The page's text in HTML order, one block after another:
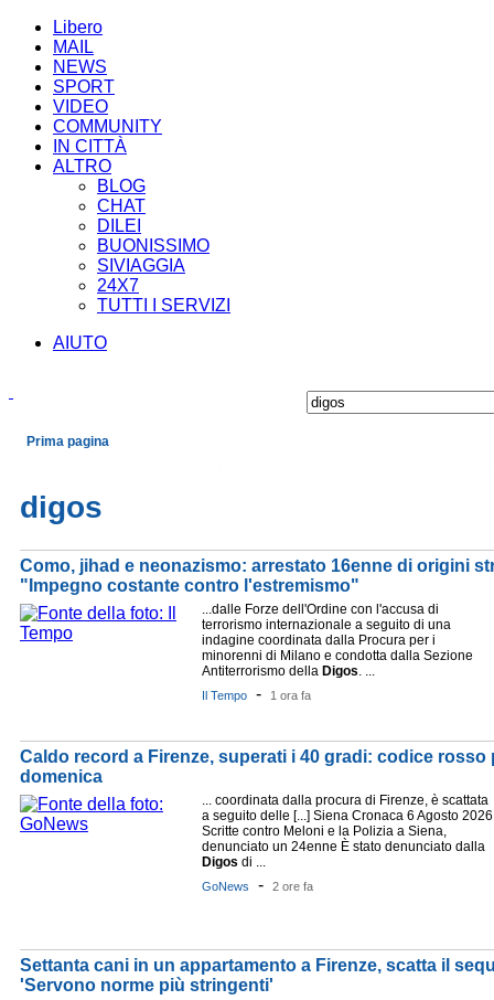
Libero
MAIL
NEWS
SPORT
VIDEO
COMMUNITY
IN CITTÀ
ALTRO
BLOG
CHAT
DILEI
BUONISSIMO
SIVIAGGIA
24X7
TUTTI I SERVIZI
AIUTO
Prima pagina
digos
Como, jihad e neonazismo: arrestato 16enne di origini
"Impegno costante contro l'estremismo"
...dalle Forze dell'Ordine con l'accusa di
terrorismo internazionale a seguito di una
indagine coordinata dalla Procura per i
minorenni di Milano e condotta dalla Sezione
Antiterrorismo della Digos. ...
Il Tempo - 1 ora fa
Caldo record a Firenze, superati i 40 gradi: codice
domenica
... coordinata dalla procura di Firenze, è scattata
a seguito delle [...] Siena Cronaca 6 Agosto 2026
Scritte contro Meloni e la Polizia a Siena,
denunciato un 24enne È stato denunciato dalla
Digos di ...
GoNews - 2 ore fa
Settanta cani in un appartamento a Firenze, scatta il
'Servono norme più stringenti'